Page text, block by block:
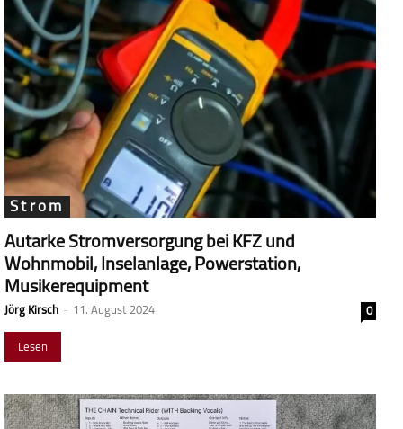
Strom
Autarke Stromversorgung bei KFZ und
Wohnmobil, Inselanlage, Powerstation,
Musikerequipment
Jörg Kirsch - 11. August 2024
0
Lesen